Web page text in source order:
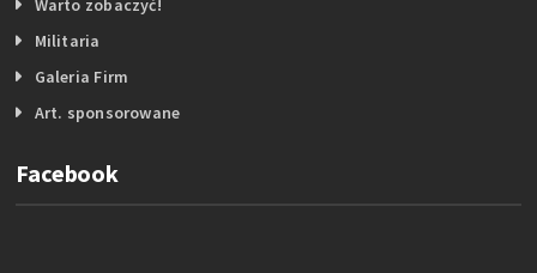
Militaria
Galeria Firm
Art. sponsorowane
Facebook